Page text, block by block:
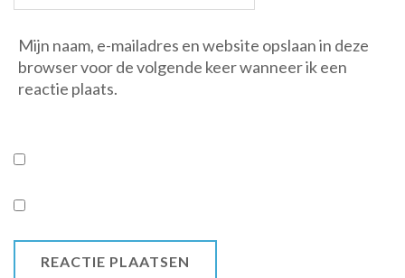
Mijn naam, e-mailadres en website opslaan in deze
browser voor de volgende keer wanneer ik een
reactie plaats.